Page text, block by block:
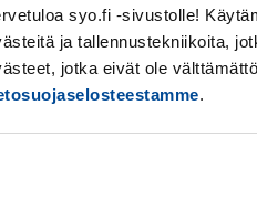
syo.fi -sivustolle!
ja tallennustekniikoita,
jotka eivät ole
.
verkkosivuillamme ja
lue lisää!